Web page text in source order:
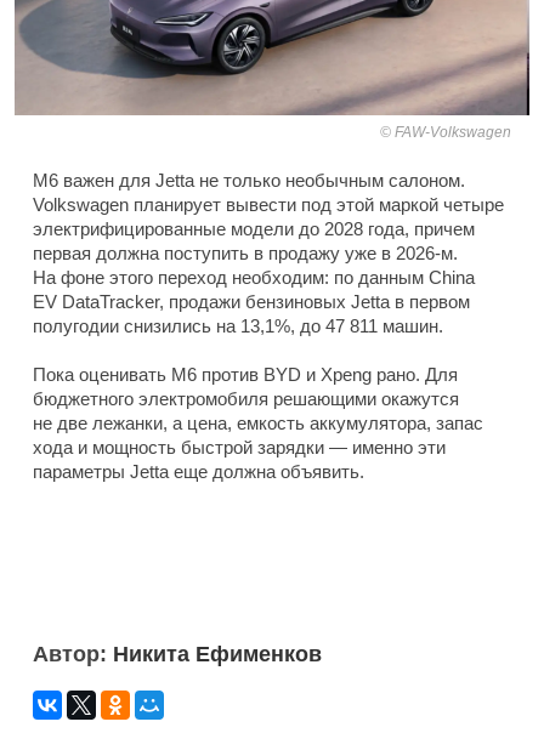
FAW-Volkswagen
M6 важен для Jetta не только необычным салоном.
Volkswagen планирует вывести под этой маркой четыре
электрифицированные модели до 2028 года, причем
первая должна поступить в продажу уже в 2026-м.
На фоне этого переход необходим: по данным China
EV DataTracker, продажи бензиновых Jetta в первом
полугодии снизились на 13,1%, до 47 811 машин.
Пока оценивать M6 против BYD и Xpeng рано. Для
бюджетного электромобиля решающими окажутся
не две лежанки, а цена, емкость аккумулятора, запас
хода и мощность быстрой зарядки — именно эти
параметры Jetta еще должна объявить.
Автор: Никита Ефименков